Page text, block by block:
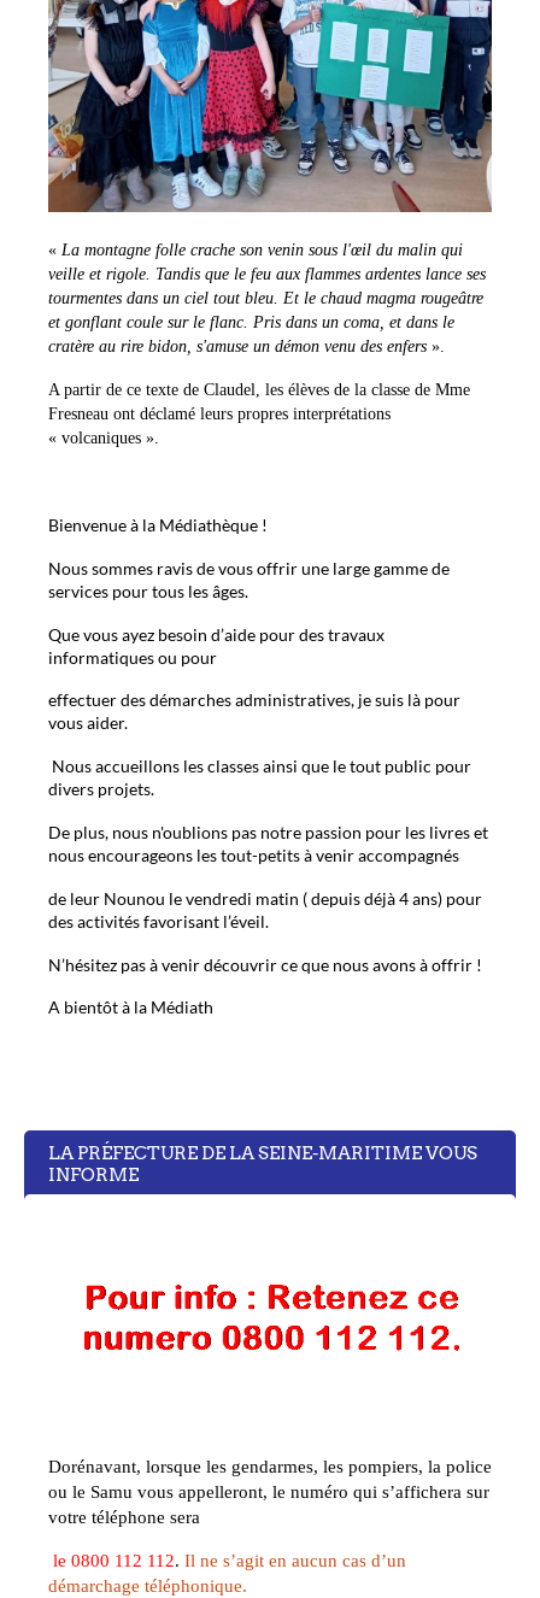
« La montagne folle crache son venin sous l'œil du malin qui
veille et rigole. Tandis que le feu aux flammes ardentes lance ses
tourmentes dans un ciel tout bleu. Et le chaud magma rougeâtre
et gonflant coule sur le flanc. Pris dans un coma, et dans le
cratère au rire bidon, s'amuse un démon venu des enfers ».
A partir de ce texte de Claudel, les élèves de la classe de Mme
Fresneau ont déclamé leurs propres interprétations
« volcaniques ».
Bienvenue à la Médiathèque !
Nous sommes ravis de vous offrir une large gamme de
services pour tous les âges.
Que vous ayez besoin d’aide pour des travaux
informatiques ou pour
effectuer des démarches administratives, je suis là pour
vous aider.
Nous accueillons les classes ainsi que le tout public pour
divers projets.
De plus, nous n'oublions pas notre passion pour les livres et
nous encourageons les tout-petits à venir accompagnés
de leur Nounou le vendredi matin ( depuis déjà 4 ans) pour
des activités favorisant l’éveil.
N’hésitez pas à venir découvrir ce que nous avons à offrir !
A bientôt à la Médiath
LA PRÉFECTURE DE LA SEINE-MARITIME VOUS
INFORME
Dorénavant, lorsque les gendarmes, les pompiers, la police
ou le Samu vous appelleront, le numéro qui s’affichera sur
votre téléphone sera
le 0800 112 112. Il ne s’agit en aucun cas d’un
démarchage téléphonique.